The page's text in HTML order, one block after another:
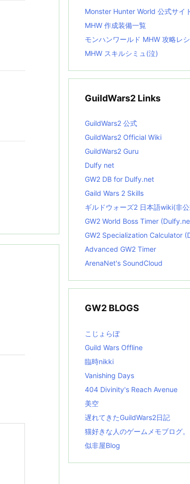
Monster Hunter World 公式サイ
MHW 作成装備一覧
モンハンワールド MHW 攻略レ
MHW スキルシミュ(泣)
GuildWars2 Links
GuildWars2 公式
GuildWars2 Official Wiki
GuildWars2 Guru
Dulfy net
GW2 DB for Dulfy.net
Gaild Wars 2 Skills
ギルドウォーズ2 日本語wiki(非
GW2 World Boss Timer
GW2 Specialization Calculator
Advanced GW2 Timer
ArenaNet's SoundCloud
GW2 BLOGS
こじょらぼ
Guild Wars Offline
臨時nikki
Vanishing Days
404 Divinity's Reach Avenue
美空
遅れてきたGuildWars2日記
猫好きな人のゲームメモブログ。
似非屋Blog